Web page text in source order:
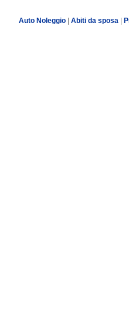
Auto Noleggio| Abiti da sposa|